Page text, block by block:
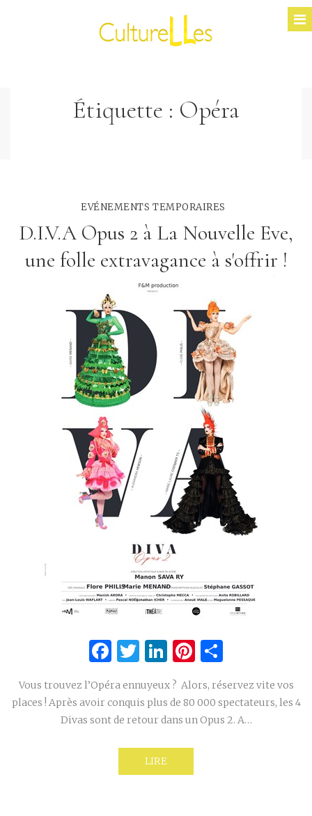
Étiquette : Opéra
EVÉNEMENTS TEMPORAIRES
D.I.V.A Opus 2 à La Nouvelle Eve,
une folle extravagance à s'offrir !
Facebook
Twitter
LinkedIn
Pinterest
Vous trouvez l’Opéra ennuyeux ? Alors, réservez vite vos
places ! Après avoir conquis plus de 80 000 spectateurs, les 4
Divas sont de retour dans un Opus 2. A…
LIRE